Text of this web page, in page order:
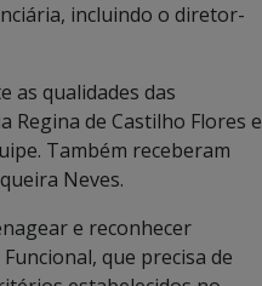
incluindo o diretor-
as qualidades das
Regina de Castilho Flores e
Também receberam
Neves.
e reconhecer
que precisa de